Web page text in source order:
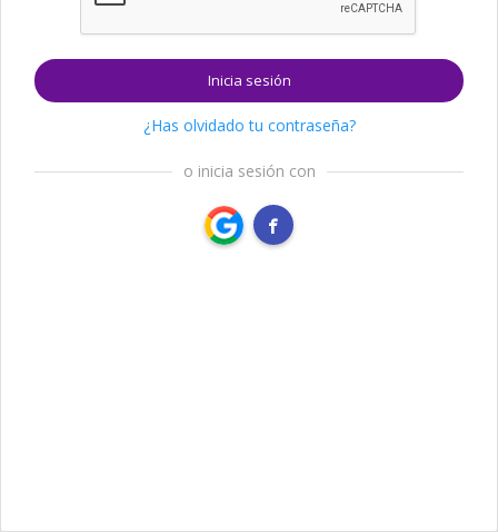
Inicia sesión
¿Has olvidado tu contraseña?
o inicia sesión con